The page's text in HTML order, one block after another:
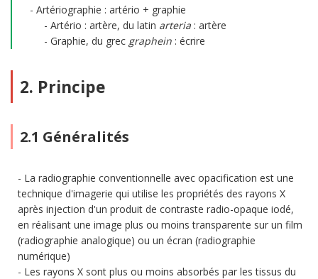
Artériographie : artério + graphie
Artério : artère, du latin arteria : artère
Graphie, du grec graphein : écrire
2. Principe
2.1 Généralités
La radiographie conventionnelle avec opacification est une
technique d'imagerie qui utilise les propriétés des rayons X
après injection d'un produit de contraste radio-opaque iodé,
en réalisant une image plus ou moins transparente sur un film
(radiographie analogique) ou un écran (radiographie
numérique)
Les rayons X sont plus ou moins absorbés par les tissus du